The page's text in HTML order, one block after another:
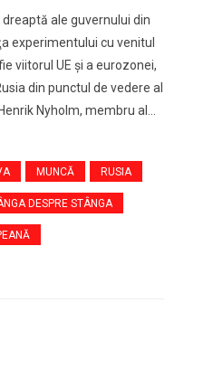
ale guvernului din
experimentului cu venitul
viitorul UE şi a eurozonei,
din punctul de vedere al
Nyholm, membru al...
MUNCĂ RUSIA
DESPRE STÂNGA